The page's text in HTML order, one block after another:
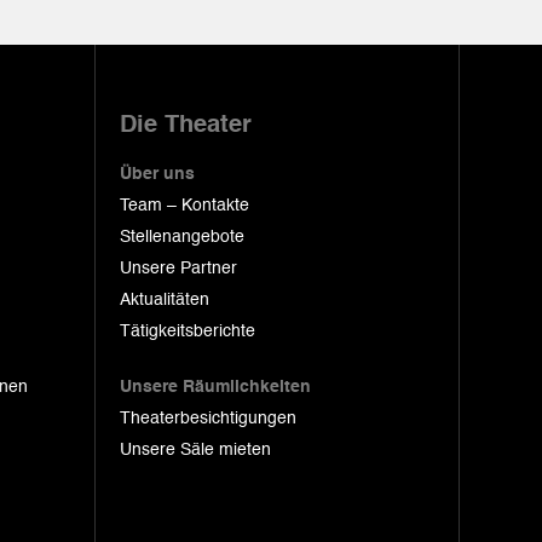
Die Theater
Über uns
Team – Kontakte
Stellenangebote
Unsere Partner
Aktualitäten
Tätigkeitsberichte
Unsere Räumlichkeiten
Theaterbesichtigungen
Unsere Säle mieten